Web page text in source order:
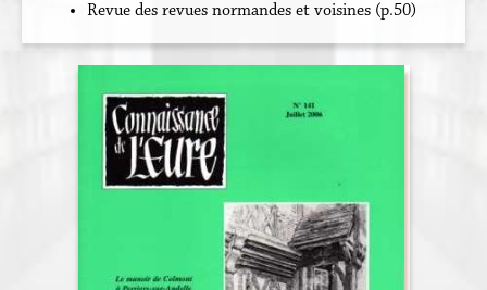
Revue des revues normandes et voisines (p.50)